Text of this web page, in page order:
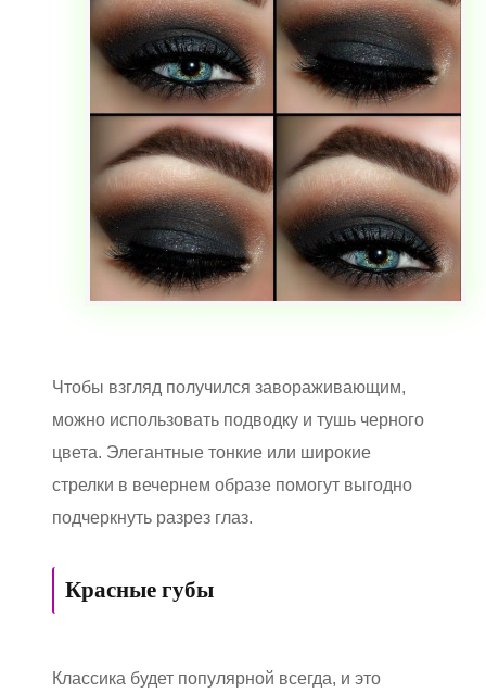
Чтобы взгляд получился завораживающим,
можно использовать подводку и тушь черного
цвета. Элегантные тонкие или широкие
стрелки в вечернем образе помогут выгодно
подчеркнуть разрез глаз.
Красные губы
Классика будет популярной всегда, и это